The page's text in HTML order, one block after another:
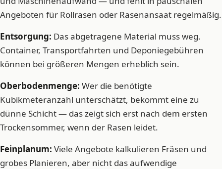
Angeboten für Rollrasen oder Rasenansaat regelmäßig.
Entsorgung: Das abgetragene Material muss weg.
Container, Transportfahrten und Deponiegebühren
können bei größeren Mengen erheblich sein.
Oberbodenmenge: Wer die benötigte
Kubikmeteranzahl unterschätzt, bekommt eine zu
dünne Schicht — das zeigt sich erst nach dem ersten
Trockensommer, wenn der Rasen leidet.
Feinplanum: Viele Angebote kalkulieren Fräsen und
grobes Planieren, aber nicht das aufwendige